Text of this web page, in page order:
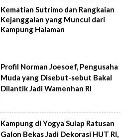
Kematian Sutrimo dan Rangkaian
Kejanggalan yang Muncul dari
Kampung Halaman
Profil Norman Joesoef, Pengusaha
Muda yang Disebut-sebut Bakal
Dilantik Jadi Wamenhan RI
Kampung di Yogya Sulap Ratusan
Galon Bekas Jadi Dekorasi HUT RI,